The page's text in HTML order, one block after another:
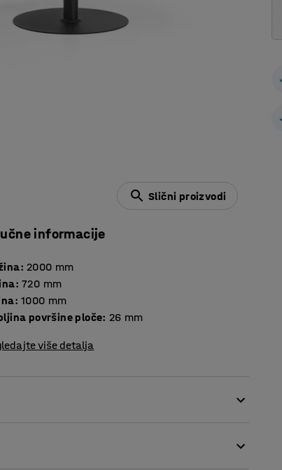
Slični proizvodi
informacije
: 2000 mm
: 720 mm
: 1000 mm
Debljina površine ploče: 26 mm
više detalja